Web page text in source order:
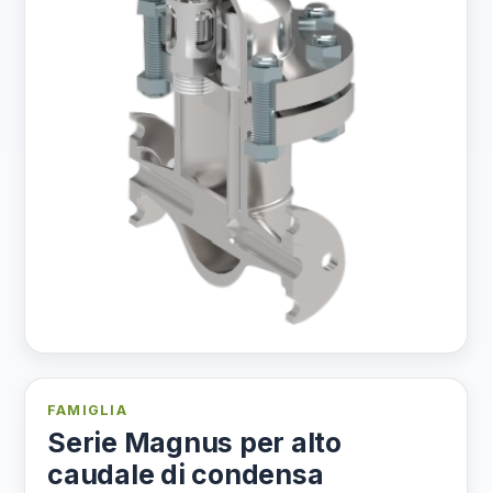
FAMIGLIA
Serie Magnus per alto
caudale di condensa